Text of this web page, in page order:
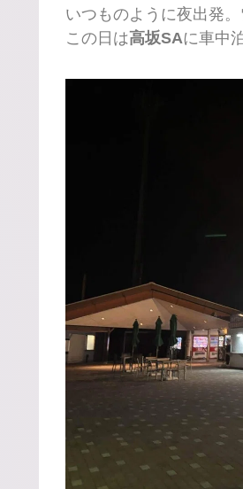
いつものように夜出発。
この日は高坂SAに車中泊